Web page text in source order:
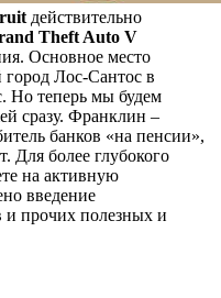
действительно
Theft Auto V
Основное место
Лос-Сантос в
теперь мы будем
сразу. Франклин –
банков «на пенсии»,
Для более глубокого
на активную
введение
прочих полезных и